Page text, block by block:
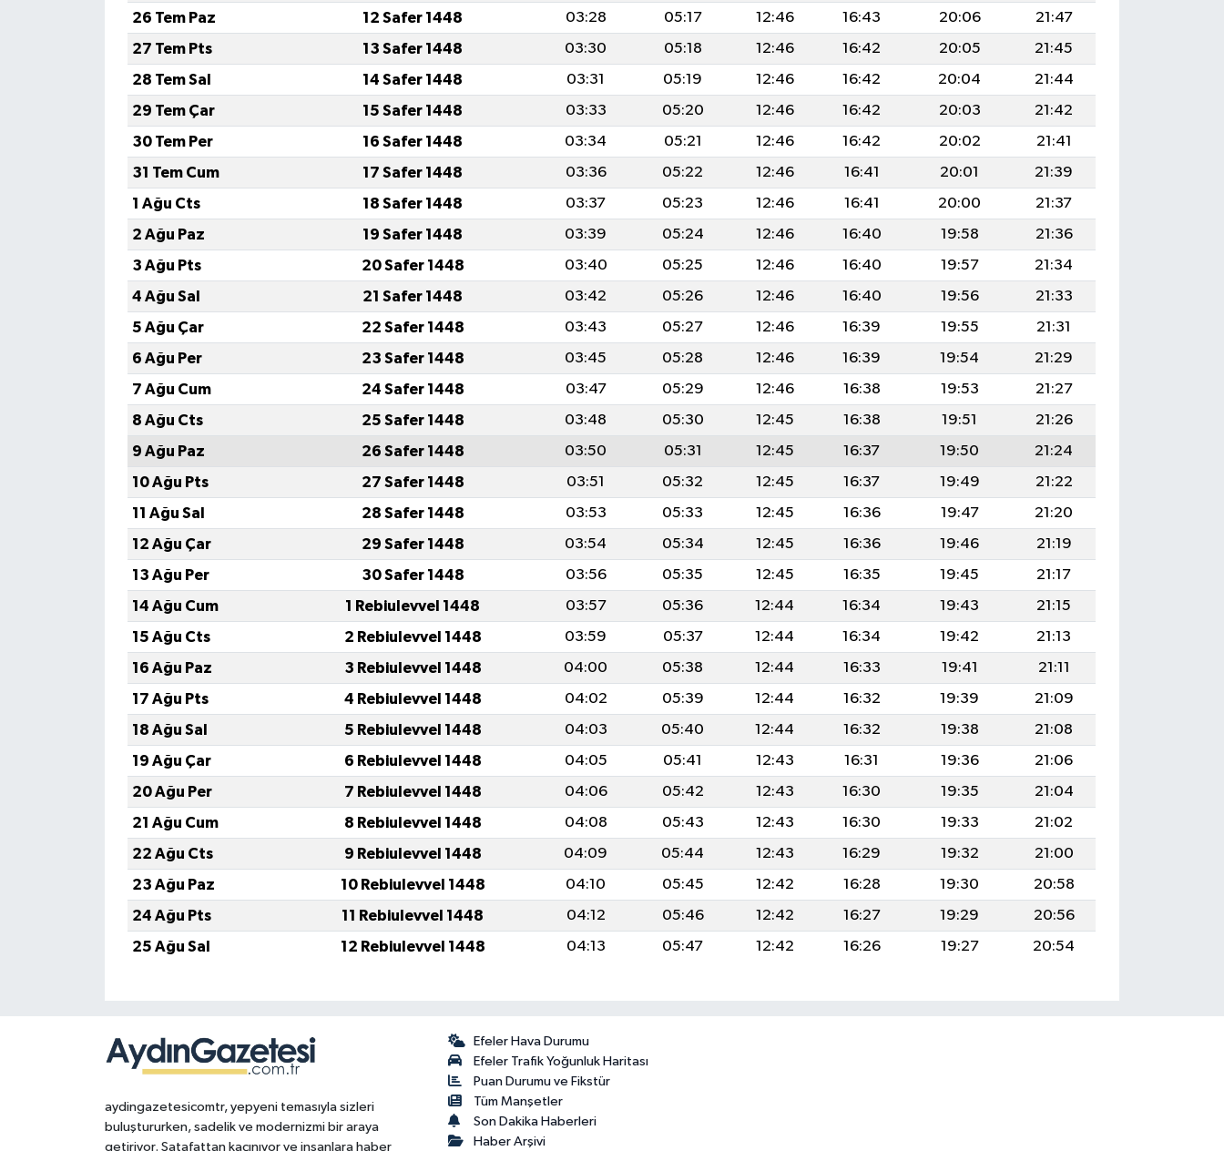
26 Tem Paz
12 Safer 1448 03:28 05:17 12:46 16:43 20:06
21:47
27 Tem Pts
13 Safer 1448 03:30 05:18 12:46 16:42 20:05
21:45
28 Tem Sal
14 Safer 1448 03:31 05:19 12:46 16:42 20:04
21:44
29 Tem Çar
15 Safer 1448 03:33 05:20 12:46 16:42 20:03
21:42
30 Tem Per
16 Safer 1448 03:34 05:21 12:46 16:42 20:02
21:41
31 Tem Cum
17 Safer 1448 03:36 05:22 12:46 16:41 20:01
21:39
1 Ağu Cts
18 Safer 1448 03:37 05:23 12:46 16:41 20:00
21:37
2 Ağu Paz
19 Safer 1448 03:39 05:24 12:46 16:40 19:58
21:36
3 Ağu Pts
20 Safer 1448 03:40 05:25 12:46 16:40 19:57
21:34
4 Ağu Sal
21 Safer 1448 03:42 05:26 12:46 16:40 19:56
21:33
5 Ağu Çar
22 Safer 1448 03:43 05:27 12:46 16:39 19:55
21:31
6 Ağu Per
23 Safer 1448 03:45 05:28 12:46 16:39 19:54
21:29
7 Ağu Cum
24 Safer 1448 03:47 05:29 12:46 16:38 19:53
21:27
8 Ağu Cts
25 Safer 1448 03:48 05:30 12:45 16:38 19:51
21:26
9 Ağu Paz
26 Safer 1448 03:50 05:31 12:45 16:37 19:50
21:24
10 Ağu Pts
27 Safer 1448 03:51 05:32 12:45 16:37 19:49
21:22
11 Ağu Sal
28 Safer 1448 03:53 05:33 12:45 16:36 19:47
21:20
12 Ağu Çar
29 Safer 1448 03:54 05:34 12:45 16:36 19:46
21:19
13 Ağu Per
30 Safer 1448 03:56 05:35 12:45 16:35 19:45
21:17
14 Ağu Cum
1 Rebiulevvel 1448 03:57 05:36 12:44 16:34 19:43
21:15
15 Ağu Cts
2 Rebiulevvel 1448 03:59 05:37 12:44 16:34 19:42
21:13
16 Ağu Paz
3 Rebiulevvel 1448 04:00 05:38 12:44 16:33 19:41
21:11
17 Ağu Pts
4 Rebiulevvel 1448 04:02 05:39 12:44 16:32 19:39
21:09
18 Ağu Sal
5 Rebiulevvel 1448 04:03 05:40 12:44 16:32 19:38
21:08
19 Ağu Çar
6 Rebiulevvel 1448 04:05 05:41 12:43 16:31 19:36
21:06
20 Ağu Per
7 Rebiulevvel 1448 04:06 05:42 12:43 16:30 19:35
21:04
21 Ağu Cum
8 Rebiulevvel 1448 04:08 05:43 12:43 16:30 19:33
21:02
22 Ağu Cts
9 Rebiulevvel 1448 04:09 05:44 12:43 16:29 19:32
21:00
23 Ağu Paz
10 Rebiulevvel 1448 04:10 05:45 12:42 16:28 19:30
20:58
24 Ağu Pts
11 Rebiulevvel 1448 04:12 05:46 12:42 16:27 19:29
20:56
25 Ağu Sal
12 Rebiulevvel 1448 04:13 05:47 12:42 16:26 19:27 20:54
aydingazetesicomtr, yepyeni temasıyla sizleri
buluştururken, sadelik ve modernizmi bir araya
getiriyor. Şatafattan kaçınıyor ve insanlara haber
Efeler Hava Durumu
Efeler Trafik Yoğunluk Haritası
Puan Durumu ve Fikstür
Tüm Manşetler
Son Dakika Haberleri
Haber Arşivi